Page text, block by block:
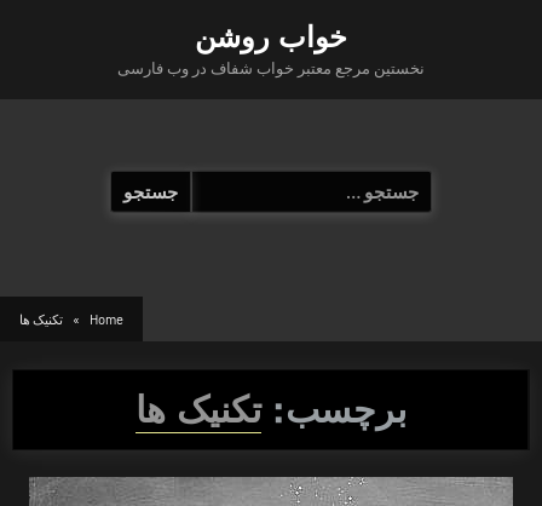
خواب روشن
نخستین مرجع معتبر خواب شفاف در وب فارسی
جستجو
برای:
Home تکنیک ها
برچسب:تکنیک ها